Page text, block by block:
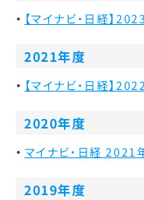
【マイナビ・日経】
2021年度
【マイナビ・日経】
2020年度
マイナビ・日経 2021
2019年度